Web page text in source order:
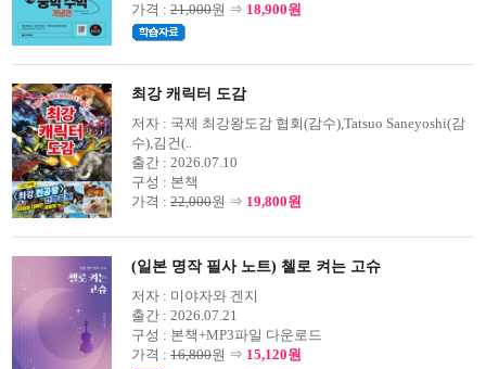
가격 : 21,000원 ⇒ 18,900원
최강 캐릭터 도감
저자 : 국제 최강왕도감 협회(감수),Tatsuo Saneyoshi(감
수),김건(..
출간 : 2026.07.10
구성 : 본책
가격 : 22,000원 ⇒ 19,800원
(일본 명작 필사 노트) 첼로 켜는 고슈
저자 : 미야자와 겐지
출간 : 2026.07.21
구성 : 본책+MP3파일 다운로드
가격 : 16,800원 ⇒ 15,120원